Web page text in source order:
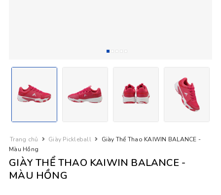
Trang chủ Giày Pickleball
Giày Thể Thao KAIWIN BALANCE -
Màu Hồng
GIÀY THỂ THAO KAIWIN BALANCE -
MÀU HỒNG